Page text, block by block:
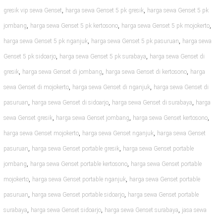
gresik vip sewa Genset, harga sewa Genset 5 pk gresik, harga sewa Genset 5 pk
jombang, harga sewa Genset 5 pk kertosono, harga sewa Genset 5 pk mojokerto,
harga sewa Genset 5 pk nganjuk, harga sewa Genset 5 pk pasuruan, harga sewa
Genset 5 pk sidoarjo, harga sewa Genset 5 pk surabaya, harga sewa Genset di
gresik, harga sewa Genset di jombang, harga sewa Genset di kertosono, harga
sewa Genset di mojokerto, harga sewa Genset di nganjuk, harga sewa Genset di
pasuruan, harga sewa Genset di sidoarjo, harga sewa Genset di surabaya, harga
sewa Genset gresik, harga sewa Genset jombang, harga sewa Genset kertosono,
harga sewa Genset mojokerto, harga sewa Genset nganjuk, harga sewa Genset
pasuruan, harga sewa Genset portable gresik, harga sewa Genset portable
jombang, harga sewa Genset portable kertosono, harga sewa Genset portable
mojokerto, harga sewa Genset portable nganjuk, harga sewa Genset portable
pasuruan, harga sewa Genset portable sidoarjo, harga sewa Genset portable
surabaya, harga sewa Genset sidoarjo, harga sewa Genset surabaya, jasa sewa